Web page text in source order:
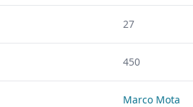
27
450
Marco Mota